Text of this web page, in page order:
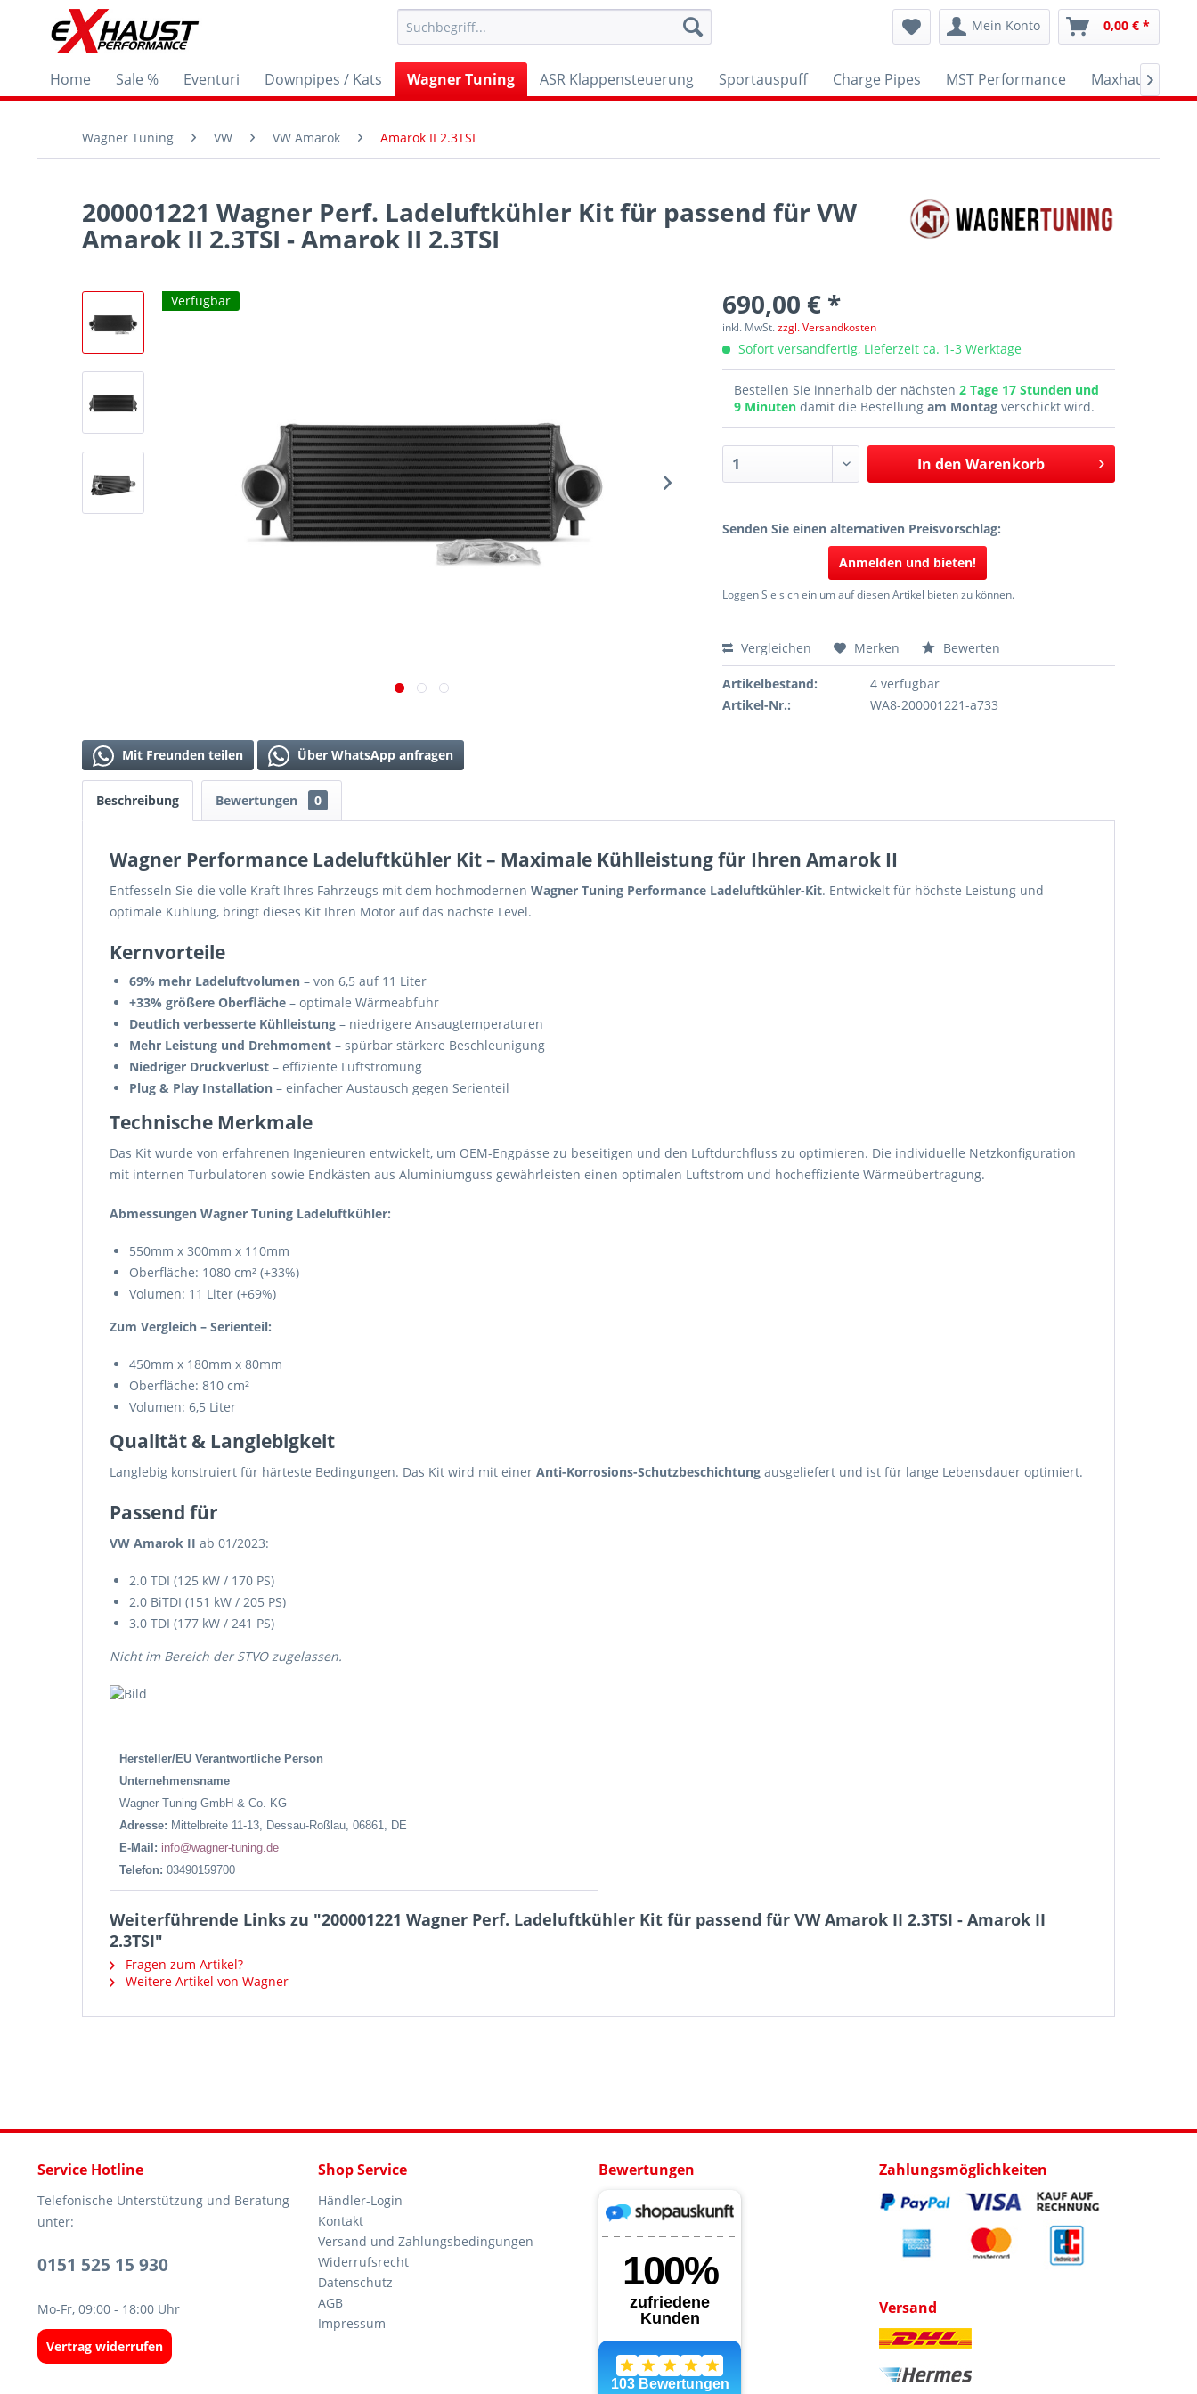
Mein Konto 0,00 € *
Home Sale % Eventuri Downpipes / Kats Wagner Tuning ASR Klappensteuerung Sportauspuff Charge Pipes MST Performance Maxhaust

Wagner Tuning VW VW Amarok Amarok II 2.3TSI
200001221 Wagner Perf. Ladeluftkühler Kit für passend für VW
Amarok II 2.3TSI - Amarok II 2.3TSI
Verfügbar 690,00 € *
inkl. MwSt.zzgl. Versandkosten
Sofort versandfertig, Lieferzeit ca. 1-3 Werktage
Bestellen Sie innerhalb der nächsten2 Tage 17 Stunden und
9 Minutendamit die Bestellungam Montag verschickt wird.
In den Warenkorb
Senden Sie einen alternativen Preisvorschlag:
Anmelden und bieten!
Loggen Sie sich ein um auf diesen Artikel bieten zu können.
Vergleichen Merken Bewerten
Artikelbestand:
4 verfügbar
Artikel-Nr.:
WA8-200001221-a733
Mit Freunden teilen Über WhatsApp anfragen
Beschreibung Bewertungen 0
Wagner Performance Ladeluftkühler Kit – Maximale Kühlleistung für Ihren Amarok II
Entfesseln Sie die volle Kraft Ihres Fahrzeugs mit dem hochmodernen Wagner Tuning Performance Ladeluftkühler-Kit. Entwickelt für höchste Leistung und
optimale Kühlung, bringt dieses Kit Ihren Motor auf das nächste Level.
Kernvorteile
69% mehr Ladeluftvolumen – von 6,5 auf 11 Liter
+33% größere Oberfläche – optimale Wärmeabfuhr
Deutlich verbesserte Kühlleistung – niedrigere Ansaugtemperaturen
Mehr Leistung und Drehmoment – spürbar stärkere Beschleunigung
Niedriger Druckverlust – effiziente Luftströmung
Plug & Play Installation – einfacher Austausch gegen Serienteil
Technische Merkmale
Das Kit wurde von erfahrenen Ingenieuren entwickelt, um OEM-Engpässe zu beseitigen und den Luftdurchfluss zu optimieren. Die individuelle Netzkonfiguration
mit internen Turbulatoren sowie Endkästen aus Aluminiumguss gewährleisten einen optimalen Luftstrom und hocheffiziente Wärmeübertragung.
Abmessungen Wagner Tuning Ladeluftkühler:
550mm x 300mm x 110mm
Oberfläche: 1080 cm² (+33%)
Volumen: 11 Liter (+69%)
Zum Vergleich – Serienteil:
450mm x 180mm x 80mm
Oberfläche: 810 cm²
Volumen: 6,5 Liter
Qualität & Langlebigkeit
Langlebig konstruiert für härteste Bedingungen. Das Kit wird mit einer Anti-Korrosions-Schutzbeschichtung ausgeliefert und ist für lange Lebensdauer optimiert.
Passend für
VW Amarok II ab 01/2023:
2.0 TDI (125 kW / 170 PS)
2.0 BiTDI (151 kW / 205 PS)
3.0 TDI (177 kW / 241 PS)
Nicht im Bereich der STVO zugelassen.
Hersteller/EU Verantwortliche Person
Unternehmensname
Wagner Tuning GmbH & Co. KG
Adresse: Mittelbreite 11-13, Dessau-Roßlau, 06861, DE
E-Mail: info@wagner-tuning.de
Telefon: 03490159700
Weiterführende Links zu "200001221 Wagner Perf. Ladeluftkühler Kit für passend für VW Amarok II 2.3TSI - Amarok II
2.3TSI"
Fragen zum Artikel?
Weitere Artikel von Wagner
Service Hotline
Telefonische Unterstützung und Beratung
unter:
0151 525 15 930
Mo-Fr, 09:00 - 18:00 Uhr
Vertrag widerrufen
Shop Service
Händler-Login
Kontakt
Versand und Zahlungsbedingungen
Widerrufsrecht
Datenschutz
AGB
Impressum
Bewertungen Zahlungsmöglichkeiten
Versand